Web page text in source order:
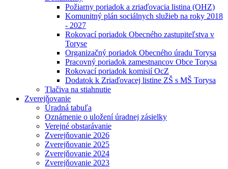
Požiarny poriadok a zriaďovacia listina (OHZ)
Komunitný plán sociálnych služieb na roky 2018
- 2027
Rokovací poriadok Obecného zastupiteľstva v
Toryse
Organizačný poriadok Obecného úradu Torysa
Pracovný poriadok zamestnancov Obce Torysa
Rokovací poriadok komisií OcZ
Dodatok k Zriaďovacej listine ZŠ s MŠ Torysa
Tlačiva na stiahnutie
Zverejňovanie
Úradná tabuľa
Oznámenie o uložení úradnej zásielky
Verejné obstarávanie
Zverejňovanie 2026
Zverejňovanie 2025
Zverejňovanie 2024
Zverejňovanie 2023